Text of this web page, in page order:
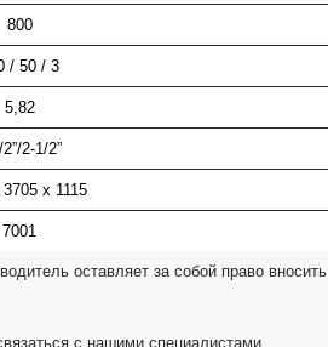
800
/ 50 / 3
5,82
2-1/2”
х 1115
7001
оставляет за собой право вносить
с нашими специалистами.